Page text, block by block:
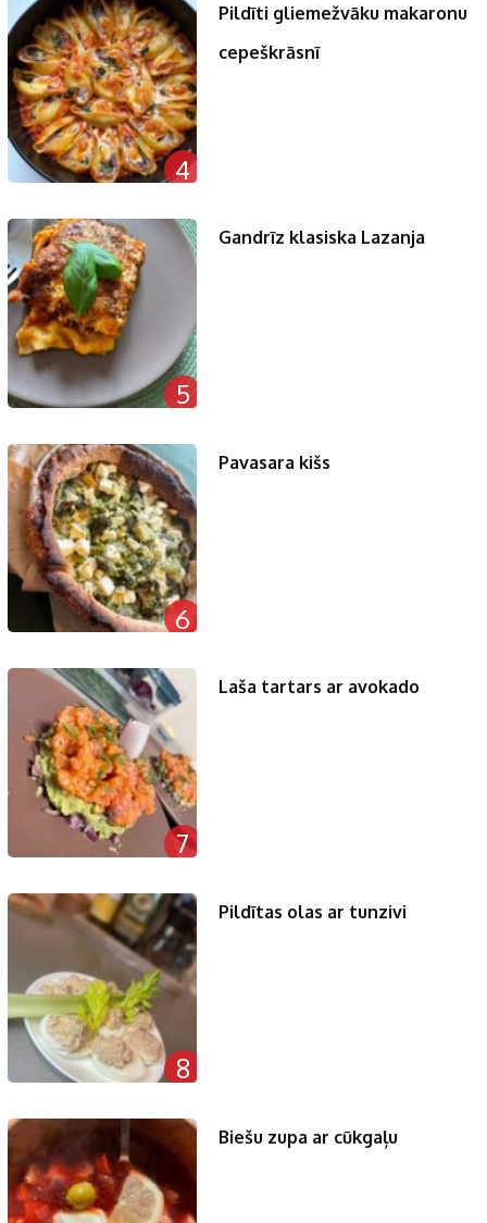
4
Pildīti gliemežvāku makaronu
cepeškrāsnī
5
Gandrīz klasiska Lazanja
6
Pavasara kišs
7
Laša tartars ar avokado
8
Pildītas olas ar tunzivi
Biešu zupa ar cūkgaļu